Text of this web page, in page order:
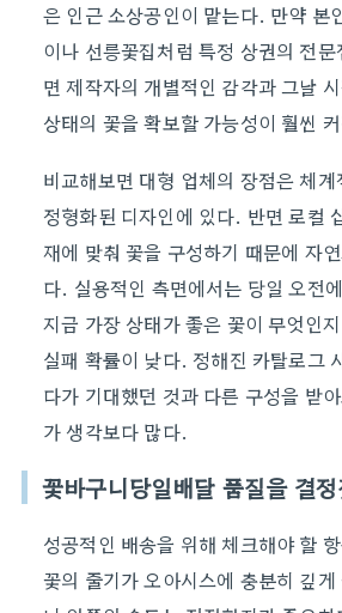
은 인근 소상공인이 맡는다. 만약 본
이나 선릉꽃집처럼 특정 상권의 전
면 제작자의 개별적인 감각과 그날
상태의 꽃을 확보할 가능성이 훨씬
비교해보면 대형 업체의 장점은 체
정형화된 디자인에 있다. 반면 로컬
재에 맞춰 꽃을 구성하기 때문에 자
다. 실용적인 측면에서는 당일 오전
지금 가장 상태가 좋은 꽃이 무엇인
실패 확률이 낮다. 정해진 카탈로그
다가 기대했던 것과 다른 구성을 받
가 생각보다 많다.
꽃바구니당일배달 품질을 결
성공적인 배송을 위해 체크해야 할
꽃의 줄기가 오아시스에 충분히 깊